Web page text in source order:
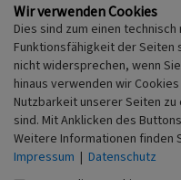
Wir verwenden Cookies
Dies sind zum einen
Funktionsfähigkeit der Seiten
nicht widersprechen, wenn
hinaus verwenden wir
Nutzbarkeit unserer Seiten
sind. Mit Anklicken des
Weitere Informationen finden
Impressum | Datenschutz